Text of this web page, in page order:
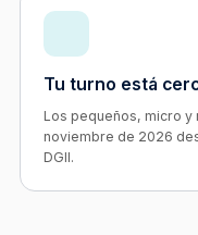
Tu turno está
Los pequeños, micro y
noviembre de 2026
DGII.